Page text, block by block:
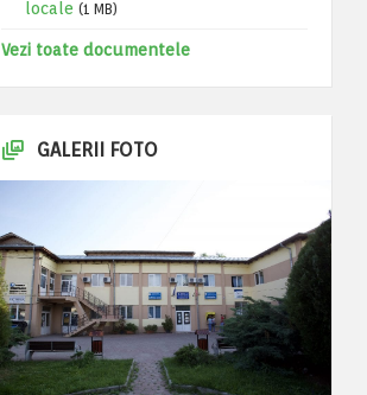
locale (1 MB)
Vezi toate documentele
GALERII FOTO